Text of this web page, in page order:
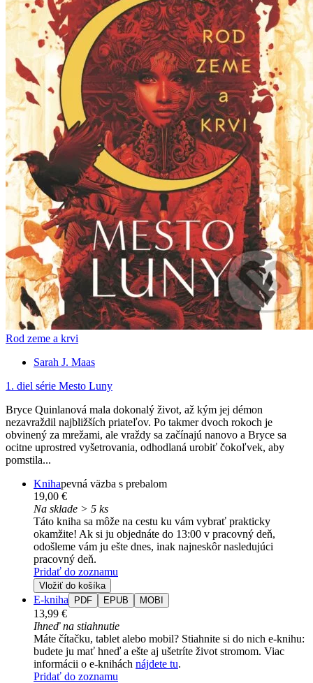
Rod zeme a krvi
Sarah J. Maas
1. diel série Mesto Luny
Bryce Quinlanová mala dokonalý život, až kým jej démon
nezavraždil najbližších priateľov. Po takmer dvoch rokoch je
obvinený za mrežami, ale vraždy sa začínajú nanovo a Bryce sa
ocitne uprostred vyšetrovania, odhodlaná urobiť čokoľvek, aby
pomstila...
Knihapevná väzba s prebalom
19,00 €
Na sklade > 5 ks
Táto kniha sa môže na cestu ku vám vybrať prakticky
okamžite! Ak si ju objednáte do 13:00 v pracovný deň,
odošleme vám ju ešte dnes, inak najneskôr nasledujúci
pracovný deň.
Pridať do zoznamu
Vložiť do košíka
E-kniha PDF EPUB MOBI
13,99 €
Ihneď na stiahnutie
Máte čítačku, tablet alebo mobil? Stiahnite si do nich e-knihu:
budete ju mať hneď a ešte aj ušetríte život stromom. Viac
informácii o e-knihách nájdete tu.
Pridať do zoznamu